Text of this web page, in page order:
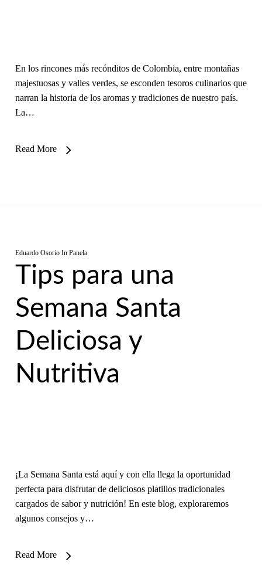
En los rincones más recónditos de Colombia, entre montañas
majestuosas y valles verdes, se esconden tesoros culinarios que
narran la historia de los aromas y tradiciones de nuestro país.
La…
Read More
Eduardo Osorio In Panela
Tips para una
Semana Santa
Deliciosa y
Nutritiva
¡La Semana Santa está aquí y con ella llega la oportunidad
perfecta para disfrutar de deliciosos platillos tradicionales
cargados de sabor y nutrición! En este blog, exploraremos
algunos consejos y…
Read More